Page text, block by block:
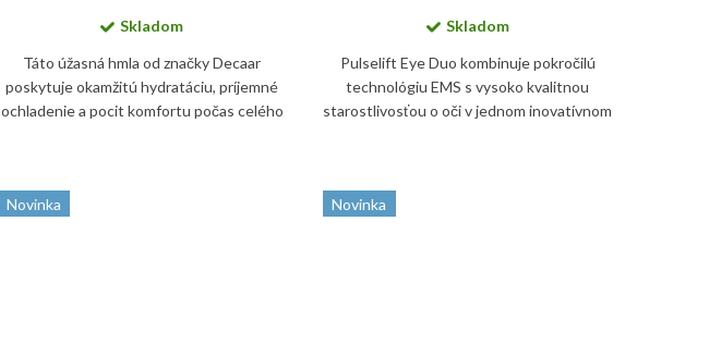
Skladom
Táto úžasná hmla od značky Decaar
poskytuje okamžitú hydratáciu, príjemné
ochladenie a pocit komfortu počas celého
Skladom
Pulselift Eye Duo kombinuje pokročilú
technológiu EMS s vysoko kvalitnou
starostlivosťou o oči v jednom inovatívnom
Novinka Novinka